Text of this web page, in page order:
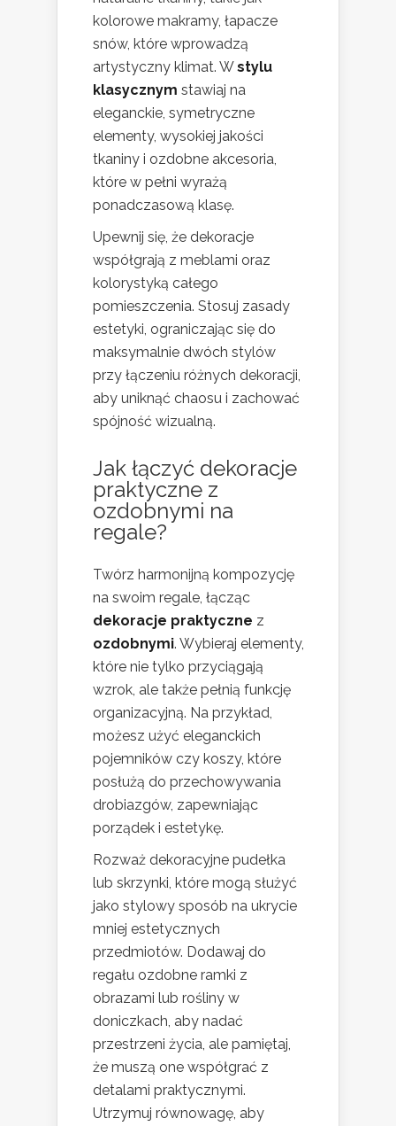
kolorowe makramy, łapacze
snów, które wprowadzą
artystyczny klimat. Wstylu
klasycznym stawiaj na
eleganckie, symetryczne
elementy, wysokiej jakości
tkaniny i ozdobne akcesoria,
które w pełni wyrażą
ponadczasową klasę.
Upewnij się, że dekoracje
współgrają z meblami oraz
kolorystyką całego
pomieszczenia. Stosuj zasady
estetyki, ograniczając się do
maksymalnie dwóch stylów
przy łączeniu różnych dekoracji,
aby uniknąć chaosu i zachować
spójność wizualną.
Jak łączyć dekoracje
praktyczne z
ozdobnymi na
regale?
Twórz harmonijną kompozycję
na swoim regale, łącząc
dekoracje praktyczne z
ozdobnymi. Wybieraj elementy,
które nie tylko przyciągają
wzrok, ale także pełnią funkcję
organizacyjną. Na przykład,
możesz użyć eleganckich
pojemników czy koszy, które
posłużą do przechowywania
drobiazgów, zapewniając
porządek i estetykę.
Rozważ dekoracyjne pudełka
lub skrzynki, które mogą służyć
jako stylowy sposób na ukrycie
mniej estetycznych
przedmiotów. Dodawaj do
regału ozdobne ramki z
obrazami lub rośliny w
doniczkach, aby nadać
przestrzeni życia, ale pamiętaj,
że muszą one współgrać z
detalami praktycznymi.
Utrzymuj równowagę, aby